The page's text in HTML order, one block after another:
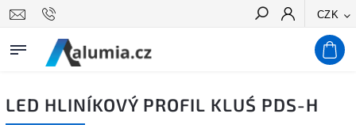
CZK
Hledat
LED HLINÍKOVÝ PROFIL KLUŚ PDS-H